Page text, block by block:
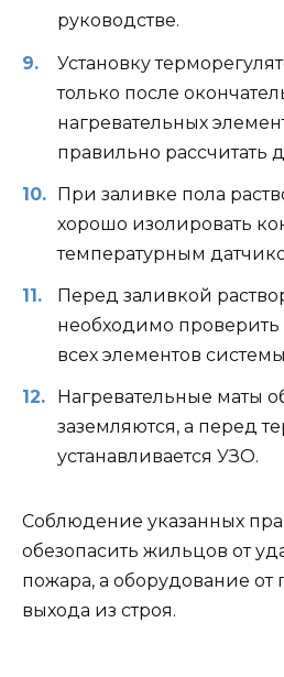
руководстве.
Установку
только после
нагревательных
правильно рассчитать
При заливке пола
хорошо изолировать
температурным
Перед заливкой
необходимо проверить
всех элементов
Нагревательные маты
заземляются, а перед
устанавливается УЗО.
Соблюдение указанных
обезопасить жильцов от
пожара, а оборудование
выхода из строя.